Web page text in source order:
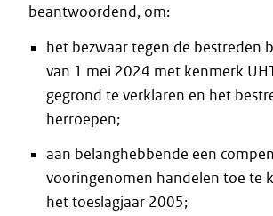
beantwoordend, om:
het bezwaar tegen de bestreden
van 1 mei 2024 met kenmerk
gegrond te verklaren en het
herroepen;
aan belanghebbende een
vooringenomen handelen toe te
het toeslagjaar 2005;